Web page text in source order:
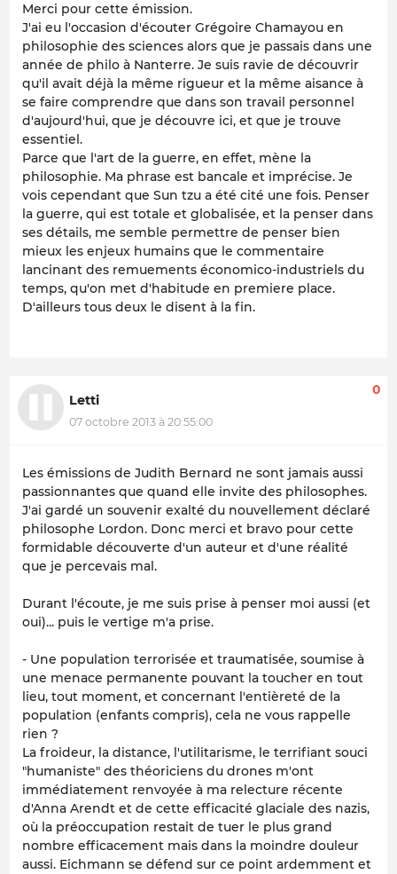
Merci pour cette émission.
J'ai eu l'occasion d'écouter Grégoire Chamayou en
philosophie des sciences alors que je passais dans une
année de philo à Nanterre. Je suis ravie de découvrir
qu'il avait déjà la même rigueur et la même aisance à
se faire comprendre que dans son travail personnel
d'aujourd'hui, que je découvre ici, et que je trouve
essentiel.
Parce que l'art de la guerre, en effet, mène la
philosophie. Ma phrase est bancale et imprécise. Je
vois cependant que Sun tzu a été cité une fois. Penser
la guerre, qui est totale et globalisée, et la penser dans
ses détails, me semble permettre de penser bien
mieux les enjeux humains que le commentaire
lancinant des remuements économico-industriels du
temps, qu'on met d'habitude en premiere place.
D'ailleurs tous deux le disent à la fin.
Letti
07 octobre 2013 à 20:55:00
0
Les émissions de Judith Bernard ne sont jamais aussi
passionnantes que quand elle invite des philosophes.
J'ai gardé un souvenir exalté du nouvellement déclaré
philosophe Lordon. Donc merci et bravo pour cette
formidable découverte d'un auteur et d'une réalité
que je percevais mal.
Durant l'écoute, je me suis prise à penser moi aussi (et
oui)... puis le vertige m'a prise.
- Une population terrorisée et traumatisée, soumise à
une menace permanente pouvant la toucher en tout
lieu, tout moment, et concernant l'entièreté de la
population (enfants compris), cela ne vous rappelle
rien ?
La froideur, la distance, l'utilitarisme, le terrifiant souci
"humaniste" des théoriciens du drones m'ont
immédiatement renvoyée à ma relecture récente
d'Anna Arendt et de cette efficacité glaciale des nazis,
où la préoccupation restait de tuer le plus grand
nombre efficacement mais dans la moindre douleur
aussi. Eichmann se défend sur ce point ardemment et